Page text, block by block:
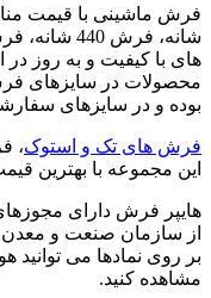
شانه، فرش 440 شانه، فرش فانتزی،
های با کیفیت و به روز در
بوده و در سایزهای
فرش های تک و استوک،
این مجموعه با بهترین
هایپر فرش دارای
از سازمان صنعت و معدن
بر روی نمادها می
مشاهده کنید.